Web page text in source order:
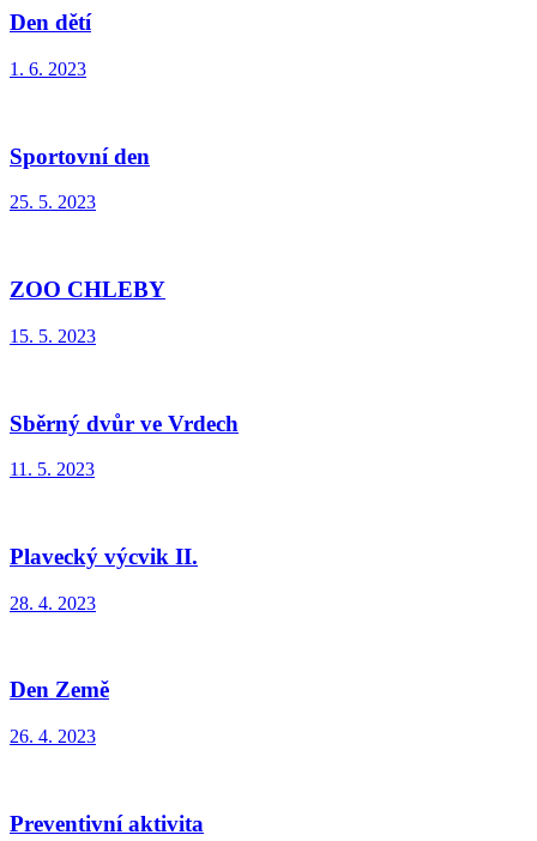
Den dětí
1. 6. 2023
Sportovní den
25. 5. 2023
ZOO CHLEBY
15. 5. 2023
Sběrný dvůr ve Vrdech
11. 5. 2023
Plavecký výcvik II.
28. 4. 2023
Den Země
26. 4. 2023
Preventivní aktivita